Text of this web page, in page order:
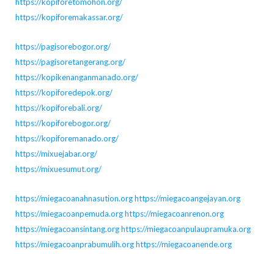
https://kopiforemakassar.org/
https://pagisorebogor.org/
https://pagisoretangerang.org/
https://kopikenanganmanado.org/
https://kopiforedepok.org/
https://kopiforebali.org/
https://kopiforebogor.org/
https://kopiforemanado.org/
https://mixuejabar.org/
https://mixuesumut.org/
https://miegacoanahnasution.orghttps://miegacoangejayan.org
https://miegacoanpemuda.orghttps://miegacoanrenon.org
https://miegacoansintang.orghttps://miegacoanpulaupramuka.org
https://miegacoanprabumulih.orghttps://miegacoanende.org